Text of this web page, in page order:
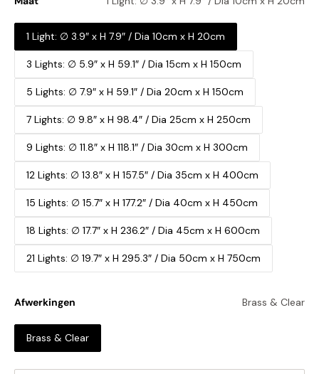
1 Light: ∅ 3.9″ x H 7.9″ / Dia 10cm x H 20cm
3 Lights: ∅ 5.9″ x H 59.1″ / Dia 15cm x H 150cm
5 Lights: ∅ 7.9″ x H 59.1″ / Dia 20cm x H 150cm
7 Lights: ∅ 9.8″ x H 98.4″ / Dia 25cm x H 250cm
9 Lights: ∅ 11.8″ x H 118.1″ / Dia 30cm x H 300cm
12 Lights: ∅ 13.8″ x H 157.5″ / Dia 35cm x H 400cm
15 Lights: ∅ 15.7″ x H 177.2″ / Dia 40cm x H 450cm
18 Lights: ∅ 17.7″ x H 236.2″ / Dia 45cm x H 600cm
21 Lights: ∅ 19.7″ x H 295.3″ / Dia 50cm x H 750cm
Afwerkingen Brass & Clear
Brass & Clear